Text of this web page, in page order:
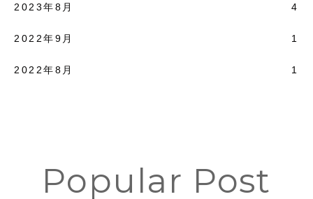
2023年8月 4
2022年9月 1
2022年8月 1